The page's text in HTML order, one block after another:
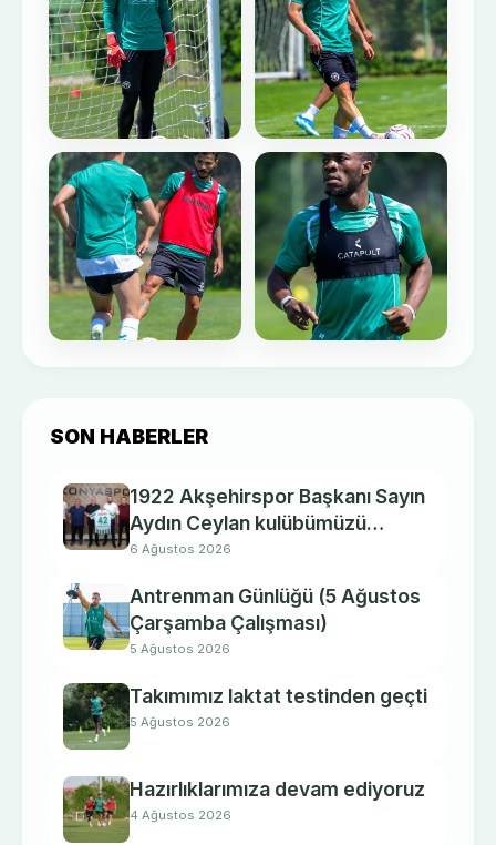
SON HABERLER
1922 Akşehirspor Başkanı Sayın
Aydın Ceylan kulübümüzü
ziyaret etti.
6 Ağustos 2026
Antrenman Günlüğü (5 Ağustos
Çarşamba Çalışması)
5 Ağustos 2026
Takımımız laktat testinden geçti
5 Ağustos 2026
Hazırlıklarımıza devam ediyoruz
4 Ağustos 2026